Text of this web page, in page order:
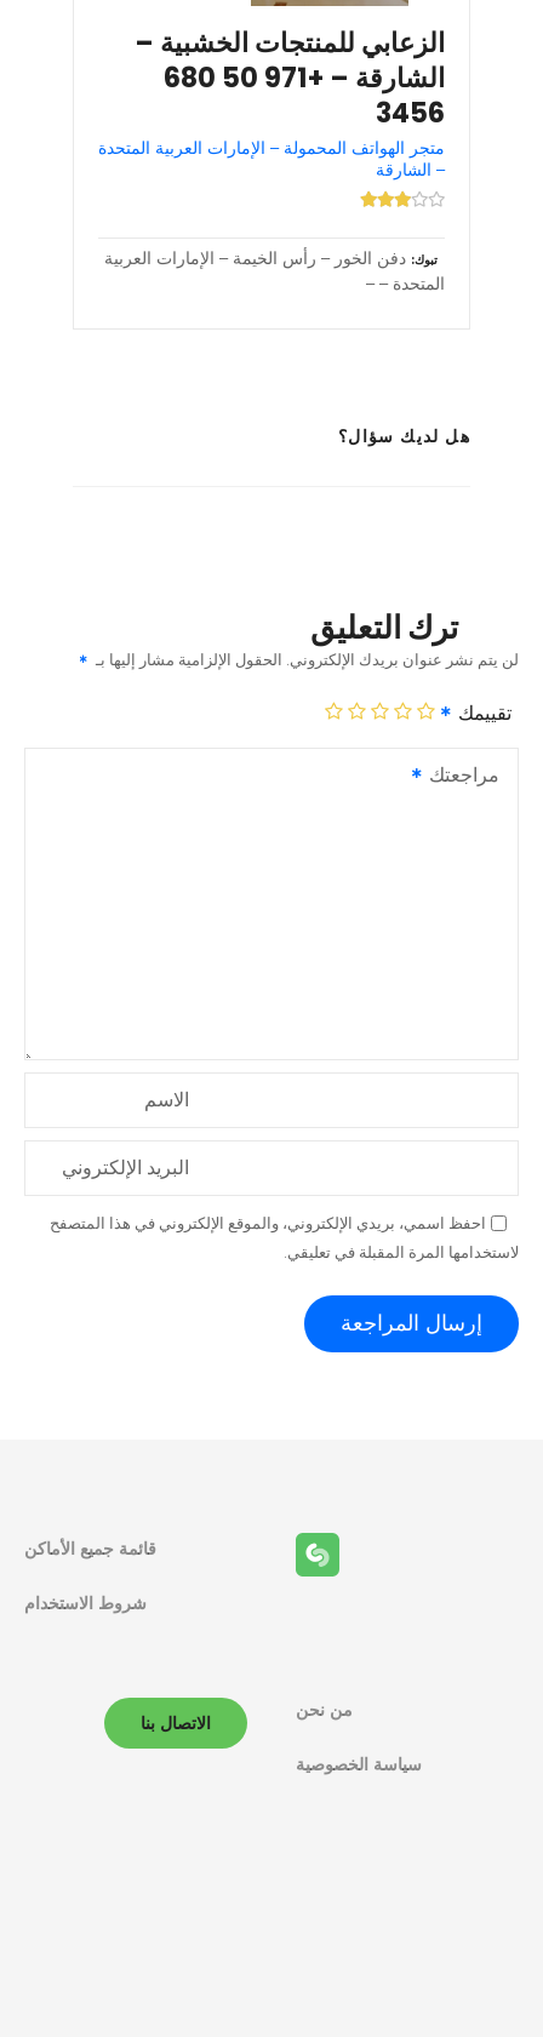
الزعابي للمنتجات الخشبية –
الشارقة – +971 50 680
3456
متجر الهواتف المحمولة – الإمارات العربية المتحدة
– الشارقة
تبوك دفن الخور – رأس الخيمة – الإمارات العربية
المتحدة – –
هل لديك سؤال؟
ترك التعليق
لن يتم نشر عنوان بريدك الإلكتروني. الحقول الإلزامية مشار إليها بـ
تقييمك
مراجعتك
الاسم
البريد الإلكتروني
احفظ اسمي، بريدي الإلكتروني، والموقع الإلكتروني في هذا المتصفح
لاستخدامها المرة المقبلة في تعليقي.
قائمة جميع الأماكن
شروط الاستخدام
من نحن
سياسة الخصوصية
الاتصال بنا